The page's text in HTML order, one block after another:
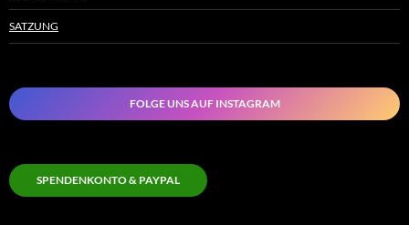
SATZUNG
FOLGE UNS AUF INSTAGRAM
SPENDENKONTO & PAYPAL